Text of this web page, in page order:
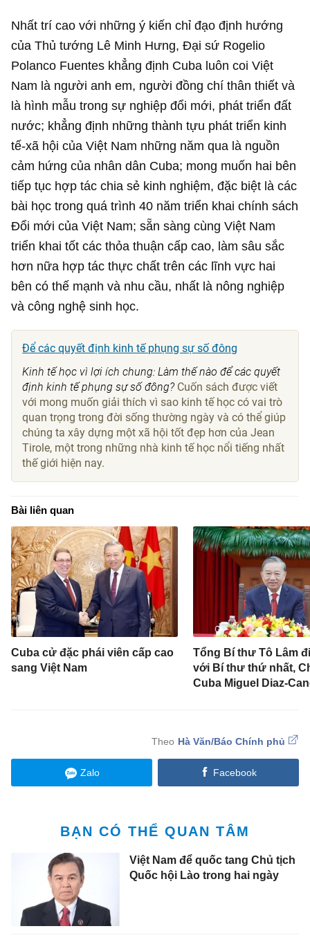
Nhất trí cao với những ý kiến chỉ đạo định hướng
của Thủ tướng Lê Minh Hưng, Đại sứ Rogelio
Polanco Fuentes khẳng định Cuba luôn coi Việt
Nam là người anh em, người đồng chí thân thiết và
là hình mẫu trong sự nghiệp đổi mới, phát triển đất
nước; khẳng định những thành tựu phát triển kinh
tế-xã hội của Việt Nam những năm qua là nguồn
cảm hứng của nhân dân Cuba; mong muốn hai bên
tiếp tục hợp tác chia sẻ kinh nghiệm, đặc biệt là các
bài học trong quá trình 40 năm triển khai chính sách
Đổi mới của Việt Nam; sẵn sàng cùng Việt Nam
triển khai tốt các thỏa thuận cấp cao, làm sâu sắc
hơn nữa hợp tác thực chất trên các lĩnh vực hai
bên có thế mạnh và nhu cầu, nhất là nông nghiệp
và công nghệ sinh học.
Để các quyết định kinh tế phụng sự số đông
Kinh tế học vì lợi ích chung: Làm thế nào để các quyết
định kinh tế phụng sự số đông? Cuốn sách được viết
với mong muốn giải thích vì sao kinh tế học có vai trò
quan trọng trong đời sống thường ngày và có thể giúp
chúng ta xây dựng một xã hội tốt đẹp hơn của Jean
Tirole, một trong những nhà kinh tế học nổi tiếng nhất
thế giới hiện nay.
Bài liên quan
Cuba cử đặc phái viên cấp cao
sang Việt Nam
Tổng Bí thư Tô Lâm
với Bí thư thứ nhất,
Cuba Miguel Diaz-
Hà Văn/Báo Chính phủ
Zalo Facebook
BẠN CÓ THỂ QUAN TÂM
Việt Nam để quốc tang Chủ tịch
Quốc hội Lào trong hai ngày